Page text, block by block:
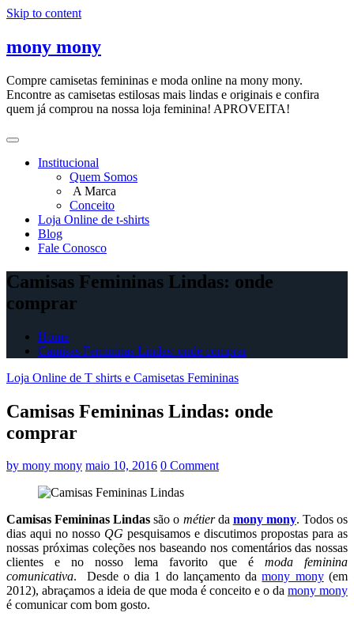
Skip to content
mony mony
Compre camisetas femininas e moda online na mony mony.
Encontre as camisetas estilosas mais lindas e originais e confira
quem já comprou na nossa loja feminina! APROVEITA!
Institucional
Quem Somos
A Marca
Conceito
Loja Online de t-shirts
Blog
Fale Conosco
Camisas Femininas Lindas: onde
comprar
Home
Camisas Femininas Lindas: onde comprar
Loja Online de T shirts e Camisetas Femininas
Camisas Femininas Lindas: onde
comprar
by mony mony maio 10, 2016 0 Comment
Camisas Femininas Lindas são o métierda mony mony. Todos os
dias aqui no nosso QG pesquisamos e discutimos propostas para as
nossas próximas coleções nos baseando nos comentários das nossas
clientes e no nosso lema favorito que é moda feminina
comunicativa. Desde o dia 1 do lançamento damony mony(em
2012), abraçamos a ideia de que moda é conceito e o da mony mony
é comunicar com bom gosto.